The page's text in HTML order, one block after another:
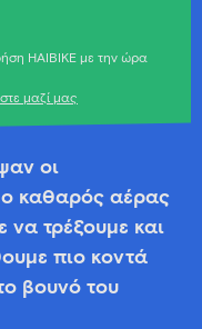
HAIBIKE με την ώρα
μαζί μας
οι
καθαρός αέρας
να τρέξουμε και
πιο κοντά
βουνό του